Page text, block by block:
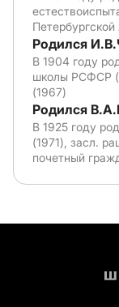
Родился
В 1904 году
школы РСФСР
(1967)
Родился
В 1925 году
(1971), засл.
почетный